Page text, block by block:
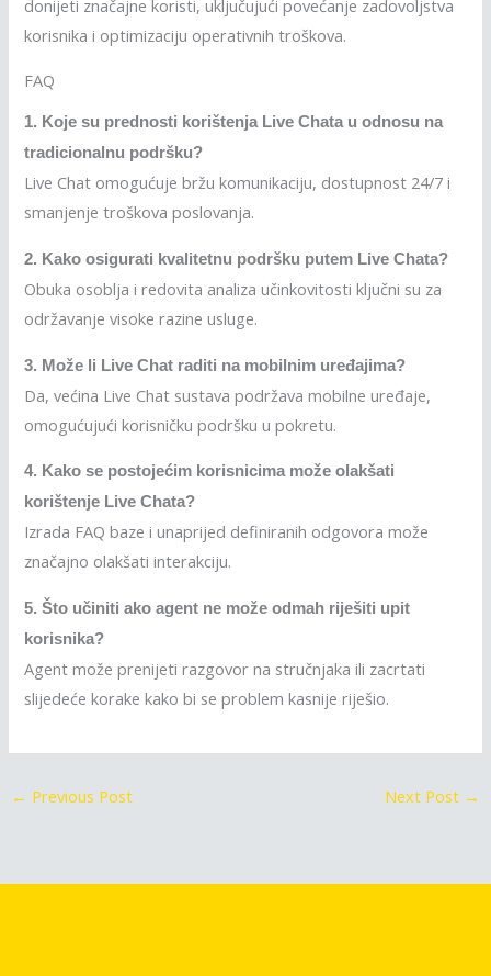
donijeti značajne koristi, uključujući povećanje zadovoljstva
korisnika i optimizaciju operativnih troškova.
FAQ
1. Koje su prednosti korištenja Live Chata u odnosu na
tradicionalnu podršku?
Live Chat omogućuje bržu komunikaciju, dostupnost 24/7 i
smanjenje troškova poslovanja.
2. Kako osigurati kvalitetnu podršku putem Live Chata?
Obuka osoblja i redovita analiza učinkovitosti ključni su za
održavanje visoke razine usluge.
3. Može li Live Chat raditi na mobilnim uređajima?
Da, većina Live Chat sustava podržava mobilne uređaje,
omogućujući korisničku podršku u pokretu.
4. Kako se postojećim korisnicima može olakšati
korištenje Live Chata?
Izrada FAQ baze i unaprijed definiranih odgovora može
značajno olakšati interakciju.
5. Što učiniti ako agent ne može odmah riješiti upit
korisnika?
Agent može prenijeti razgovor na stručnjaka ili zacrtati
slijedeće korake kako bi se problem kasnije riješio.
← Previous Post Next Post →